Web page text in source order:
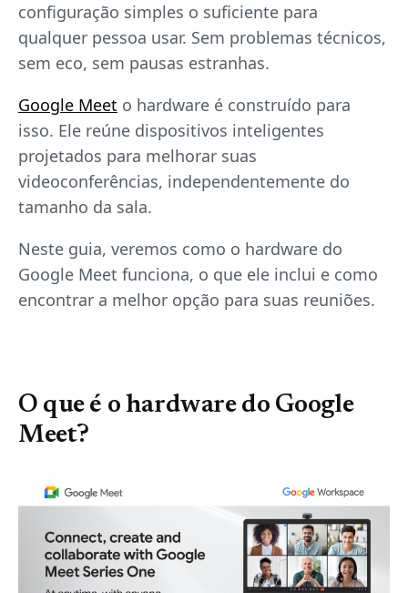
configuração simples o suficiente para
qualquer pessoa usar. Sem problemas técnicos,
sem eco, sem pausas estranhas.
Google Meet o hardware é construído para
isso. Ele reúne dispositivos inteligentes
projetados para melhorar suas
videoconferências, independentemente do
tamanho da sala.
Neste guia, veremos como o hardware do
Google Meet funciona, o que ele inclui e como
encontrar a melhor opção para suas reuniões.
O que é o hardware do Google
Meet?